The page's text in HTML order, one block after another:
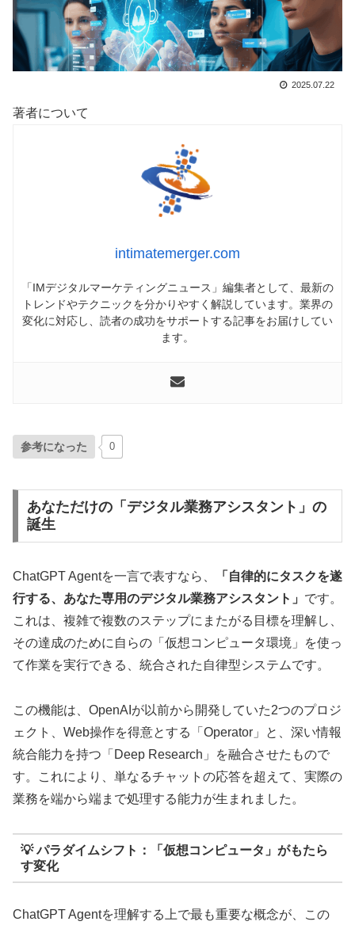
2025.07.22
著者について
intimatemerger.com
「IMデジタルマーケティングニュース」編集者として、最新の
トレンドやテクニックを分かりやすく解説しています。業界の
変化に対応し、読者の成功をサポートする記事をお届けしてい
ます。
参考になった 0
あなただけの「デジタル業務アシスタント」の
誕生
ChatGPT Agentを一言で表すなら、
「自律的にタスクを遂
行する、あなた専用のデジタル業務アシスタント」 です。
これは、複雑で複数のステップにまたがる目標を理解し、
その達成のために自らの「仮想コンピュータ環境」を使っ
て作業を実行できる、統合された自律型システムです。
この機能は、OpenAIが以前から開発していた2つのプロジ
ェクト、Web操作を得意とする「Operator」と、深い情報
統合能力を持つ「Deep Research」を融合させたもので
す。これにより、単なるチャットの応答を超えて、実際の
業務を端から端まで処理する能力が生まれました。
💡 パラダイムシフト：「仮想コンピュータ」がもたら
す変化
ChatGPT Agentを理解する上で最も重要な概念が、この